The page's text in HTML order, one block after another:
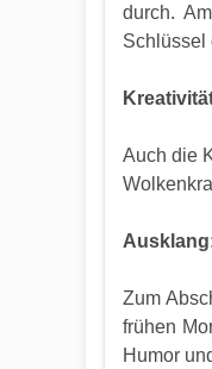
durch.
Schlüssel
Auch die
Zum
frühen
Humor